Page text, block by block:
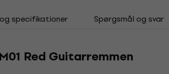
specifikationer Spørgsmål og svar
Red Guitarremmen